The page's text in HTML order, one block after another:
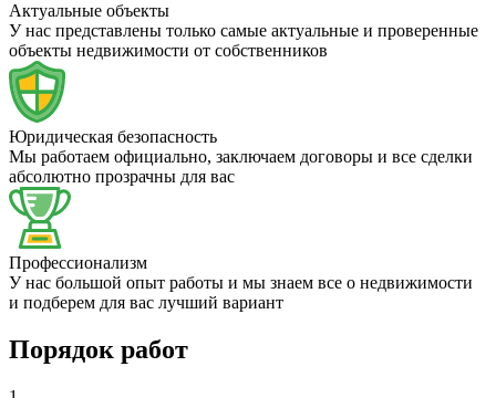
Актуальные объекты
У нас представлены только самые актуальные и проверенные
объекты недвижимости от собственников
Юридическая безопасность
Мы работаем официально, заключаем договоры и все сделки
абсолютно прозрачны для вас
Профессионализм
У нас большой опыт работы и мы знаем все о недвижимости
и подберем для вас лучший вариант
Порядок работ